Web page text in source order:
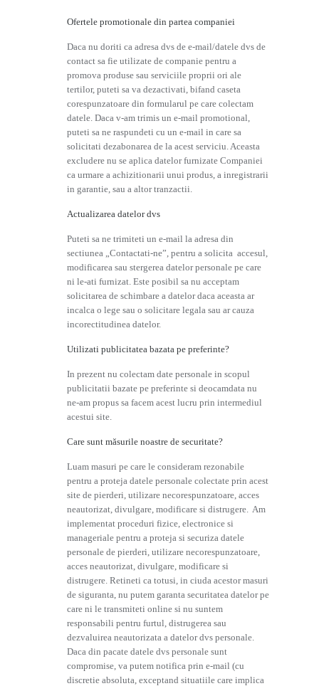
Ofertele promotionale din partea companiei
Daca nu doriti ca adresa dvs de e-mail/datele dvs de
contact sa fie utilizate de companie pentru a
promova produse sau serviciile proprii ori ale
tertilor, puteti sa va dezactivati, bifand caseta
corespunzatoare din formularul pe care colectam
datele. Daca v-am trimis un e-mail promotional,
puteti sa ne raspundeti cu un e-mail in care sa
solicitati dezabonarea de la acest serviciu. Aceasta
excludere nu se aplica datelor furnizate Companiei
ca urmare a achizitionarii unui produs, a inregistrarii
in garantie, sau a altor tranzactii.
Actualizarea datelor dvs
Puteti sa ne trimiteti un e-mail la adresa din
sectiunea „Contactati-ne”, pentru a solicita accesul,
modificarea sau stergerea datelor personale pe care
ni le-ati furnizat. Este posibil sa nu acceptam
solicitarea de schimbare a datelor daca aceasta ar
incalca o lege sau o solicitare legala sau ar cauza
incorectitudinea datelor.
Utilizati publicitatea bazata pe preferinte?
In prezent nu colectam date personale in scopul
publicitatii bazate pe preferinte si deocamdata nu
ne-am propus sa facem acest lucru prin intermediul
acestui site.
Care sunt măsurile noastre de securitate?
Luam masuri pe care le consideram rezonabile
pentru a proteja datele personale colectate prin acest
site de pierderi, utilizare necorespunzatoare, acces
neautorizat, divulgare, modificare si distrugere. Am
implementat proceduri fizice, electronice si
manageriale pentru a proteja si securiza datele
personale de pierderi, utilizare necorespunzatoare,
acces neautorizat, divulgare, modificare si
distrugere. Retineti ca totusi, in ciuda acestor masuri
de siguranta, nu putem garanta securitatea datelor pe
care ni le transmiteti online si nu suntem
responsabili pentru furtul, distrugerea sau
dezvaluirea neautorizata a datelor dvs personale.
Daca din pacate datele dvs personale sunt
compromise, va putem notifica prin e-mail (cu
discretie absoluta, exceptand situatiile care implica